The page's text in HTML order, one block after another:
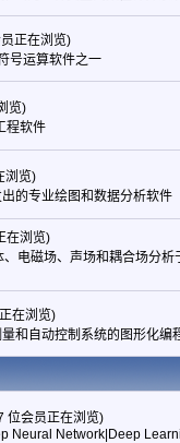
正在浏览)
号运算软件之一
览)
程软件
浏览)
的专业绘图和数据分析软件
在浏览)
电磁场、声场和耦合场分析
在浏览)
和自动控制系统的图形化编
位会员正在浏览)
Neural Network|Deep